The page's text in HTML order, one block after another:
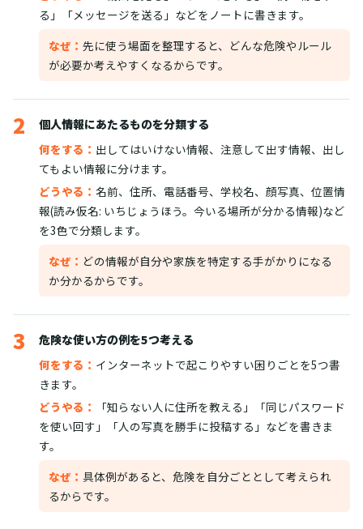
る」「メッセージを送る」などをノートに書きます。
なぜ： 先に使う場面を整理すると、どんな危険やルール
が必要か考えやすくなるからです。
2
個人情報にあたるものを分類する
何をする： 出してはいけない情報、注意して出す情報、出し
てもよい情報に分けます。
どうやる： 名前、住所、電話番号、学校名、顔写真、位置情
報(読み仮名: いちじょうほう。今いる場所が分かる情報)など
を3色で分類します。
なぜ： どの情報が自分や家族を特定する手がかりになる
か分かるからです。
3
危険な使い方の例を5つ考える
何をする： インターネットで起こりやすい困りごとを5つ書
きます。
どうやる：
「知らない人に住所を教える」「同じパスワード
を使い回す」「人の写真を勝手に投稿する」などを書きま
す。
なぜ： 具体例があると、危険を自分ごととして考えられ
るからです。